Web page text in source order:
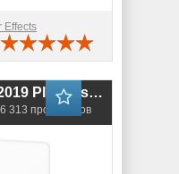
Effects
Boris FX Continuum 2019 Plug-ins for OpenFX (v.12.0.3.4169)
313 просмотров